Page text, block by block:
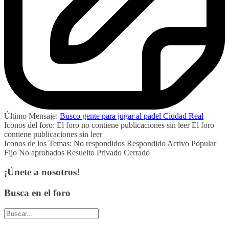
Último Mensaje: Busco gente para jugar al padel Ciudad Real
Iconos del foro: El foro no contiene publicaciones sin leer El foro
contiene publicaciones sin leer
Iconos de los Temas: No respondidos Respondido Activo Popular
Fijo No aprobados Resuelto Privado Cerrado
¡Únete a nosotros!
Busca en el foro